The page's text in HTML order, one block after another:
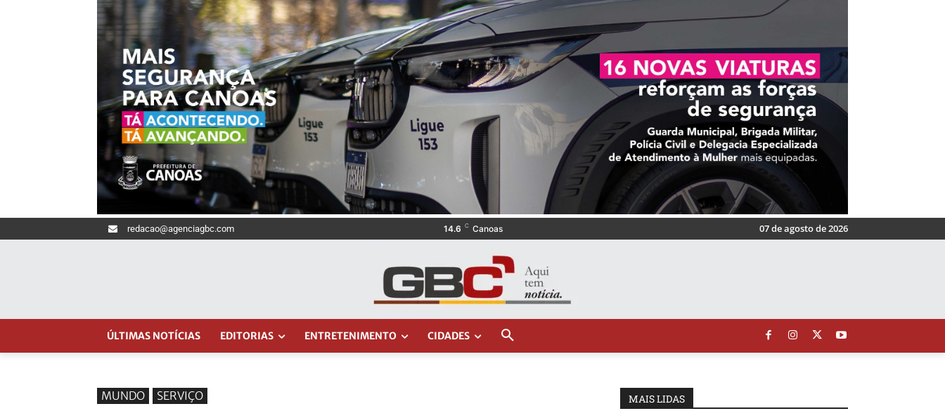
redacao@agenciagbc.com 14.6 C Canoas 07 de agosto de 2026
ÚLTIMAS NOTÍCIAS EDITORIAS ENTRETENIMENTO CIDADES
MUNDO SERVIÇO MAIS LIDAS